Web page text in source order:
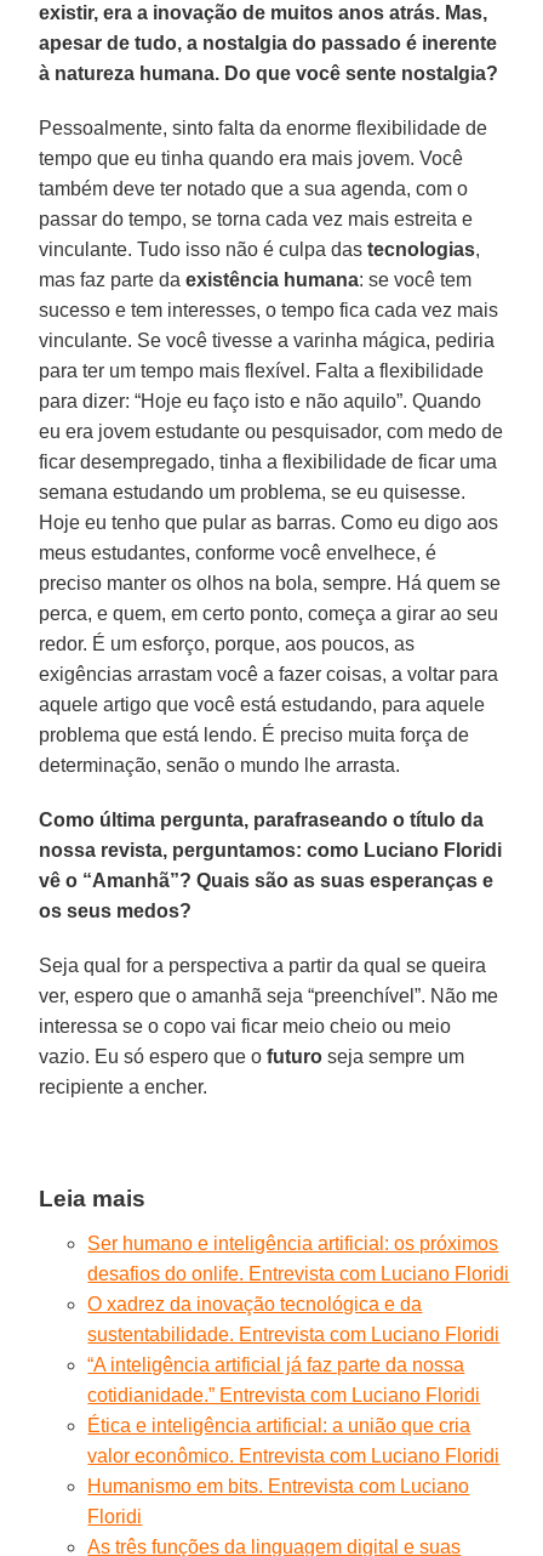
existir, era a inovação de muitos anos atrás. Mas,
apesar de tudo, a nostalgia do passado é inerente
à natureza humana. Do que você sente nostalgia?
Pessoalmente, sinto falta da enorme flexibilidade de
tempo que eu tinha quando era mais jovem. Você
também deve ter notado que a sua agenda, com o
passar do tempo, se torna cada vez mais estreita e
vinculante. Tudo isso não é culpa dastecnologias,
mas faz parte daexistência humana: se você tem
sucesso e tem interesses, o tempo fica cada vez mais
vinculante. Se você tivesse a varinha mágica, pediria
para ter um tempo mais flexível. Falta a flexibilidade
para dizer: “Hoje eu faço isto e não aquilo”. Quando
eu era jovem estudante ou pesquisador, com medo de
ficar desempregado, tinha a flexibilidade de ficar uma
semana estudando um problema, se eu quisesse.
Hoje eu tenho que pular as barras. Como eu digo aos
meus estudantes, conforme você envelhece, é
preciso manter os olhos na bola, sempre. Há quem se
perca, e quem, em certo ponto, começa a girar ao seu
redor. É um esforço, porque, aos poucos, as
exigências arrastam você a fazer coisas, a voltar para
aquele artigo que você está estudando, para aquele
problema que está lendo. É preciso muita força de
determinação, senão o mundo lhe arrasta.
Como última pergunta, parafraseando o título da
nossa revista, perguntamos: como Luciano Floridi
vê o “Amanhã”? Quais são as suas esperanças e
os seus medos?
Seja qual for a perspectiva a partir da qual se queira
ver, espero que o amanhã seja “preenchível”. Não me
interessa se o copo vai ficar meio cheio ou meio
vazio. Eu só espero que ofuturo seja sempre um
recipiente a encher.
Leia mais
Ser humano e inteligência artificial: os próximos
desafios do onlife. Entrevista com Luciano Floridi
O xadrez da inovação tecnológica e da
sustentabilidade. Entrevista com Luciano Floridi
“A inteligência artificial já faz parte da nossa
cotidianidade.” Entrevista com Luciano Floridi
Ética e inteligência artificial: a união que cria
valor econômico. Entrevista com Luciano Floridi
Humanismo em bits. Entrevista com Luciano
Floridi
As três funções da linguagem digital e suas